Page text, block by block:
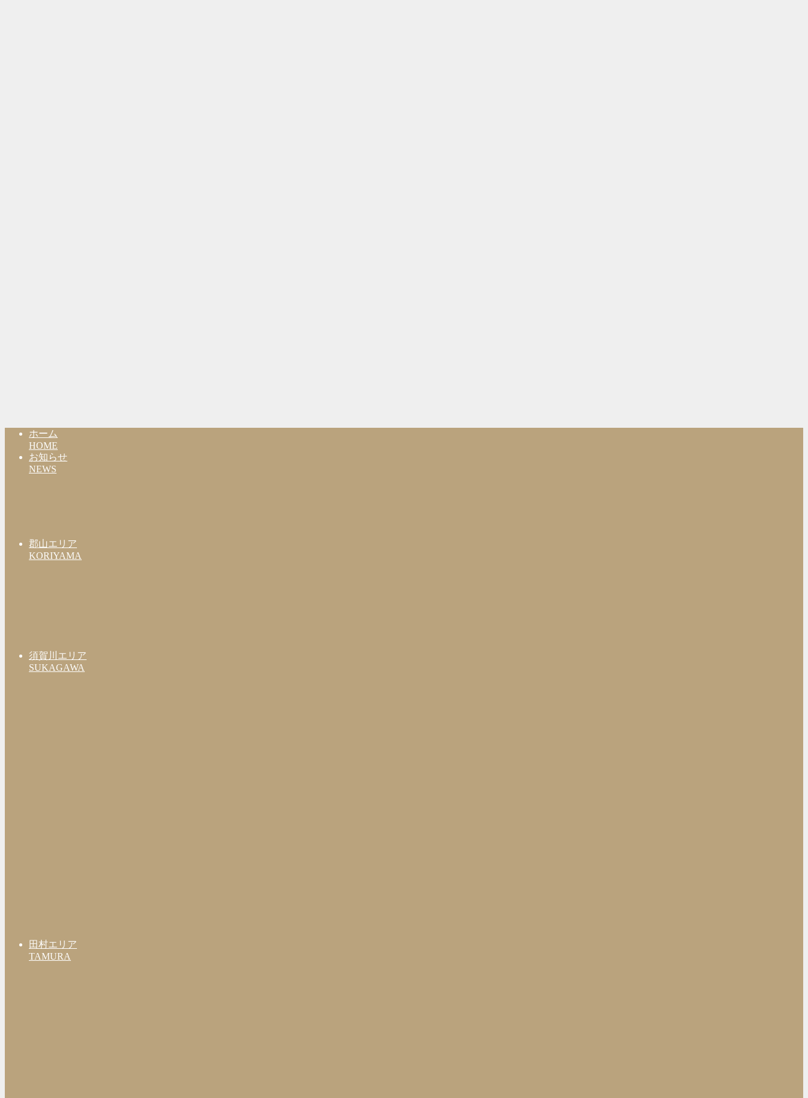
ホーム
HOME
お知らせ
NEWS
郡山エリア
KORIYAMA
須賀川エリア
SUKAGAWA
田村エリア
TAMURA